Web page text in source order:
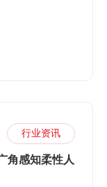
行业资讯
角感知柔性人